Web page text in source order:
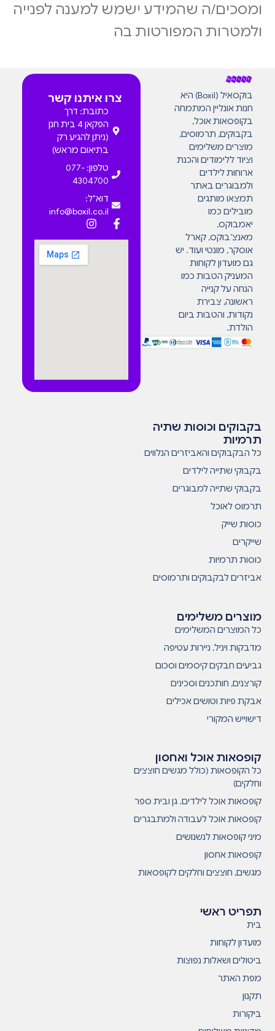
ומסכים/ה שהמידע ישמש למענה לפנייה
ולמטרות המפורטות בה
בוקסאיל (Boxil) היא
חנות אונליין המתמחה
בקופסאות אוכל,
בקבוקים, תרמוסים,
מוצרים משלימים
וציוד ללימודים והכנת
ארוחות לילדים
ולמבוגרים באתר
תמצאו מותגים
מובילים כמו
יאמבוקס,
מאנצ’בוקס, קארל
אוסקר, מונטי ועוד. יש
גם מועדון לקוחות
המעניק הטבות כמו
הנחה על קנייה
ראשונה, צבירת
נקודות, והטבות ביום
הולדת.
צרו איתנו קשר
כתובת: דרך
הפקאן 4 בית חנן
(ניתן להגיע רק
בתיאום מראש)
טלפון: 077-
4304700
דוא"ל:
info@boxil.co.il
תפריט ראשי
בית
מועדון לקוחות
ביטולים ושאלות נפוצות
מפת האתר
תקנון
ביקורות
קופסאות אוכל ואחסון
כל הקופסאות (כולל מגשים חוצצים
וחלקים)
קופסאות אוכל לילדים. גן ובית ספר
קופסאות אוכל לעבודה ולמתבגרים
מיני קופסאות לנשנושים
קופסאות אחסון
מגשים, חוצצים וחלקים לקופסאות
מוצרים משלימים
כל המוצרים המשלימים
מדבקות ויניל, ניירות עטיפה
גביעים חבקים קיסמים וסכום
קורצנים, חותכנים וסכינים
אבקת פיות וטושים אכילים
דישוייש המקורי
בקבוקים וכוסות שתיה
תרמיות
כל הבקבוקים והאביזרים הנלווים
בקבוקי שתייה לילדים
בקבוקי שתייה למבוגרים
תרמוס לאוכל
כוסות שייק
שייקרים
כוסות תרמיות
אביזרים לבקבוקים ותרמוסים